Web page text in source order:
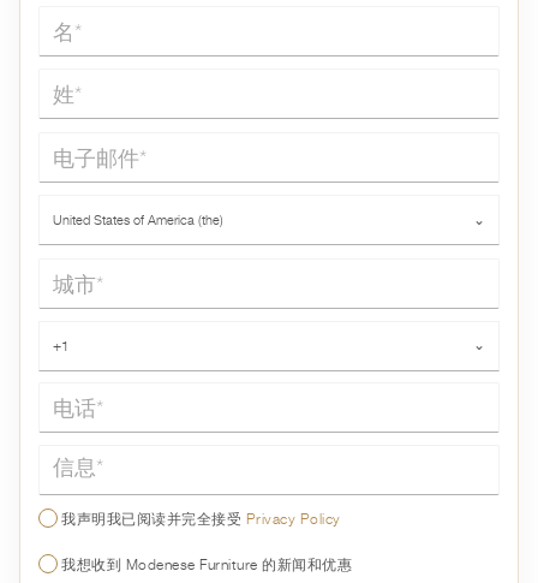
名*
姓*
电子邮件*
United States of America (the) ⌄
城市*
+1 ⌄
信息*
我声明我已阅读并完全接受 Privacy Policy
我想收到 Modenese Furniture 的新闻和优惠